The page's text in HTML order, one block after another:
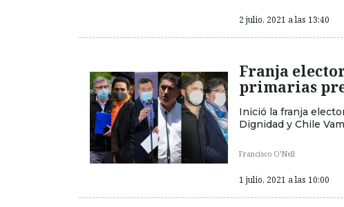
2 julio, 2021 a las 13:40
Franja
primarias
Inició la franja
Dignidad y Chile
Francisco O’Nell
1 julio, 2021 a las 10:00